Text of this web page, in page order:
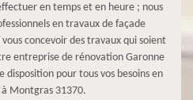
en temps et en heure ; nous
en travaux de façade
concevoir des travaux qui soient
entreprise de rénovation Garonne
pour tous vos besoins en
Montgras 31370.